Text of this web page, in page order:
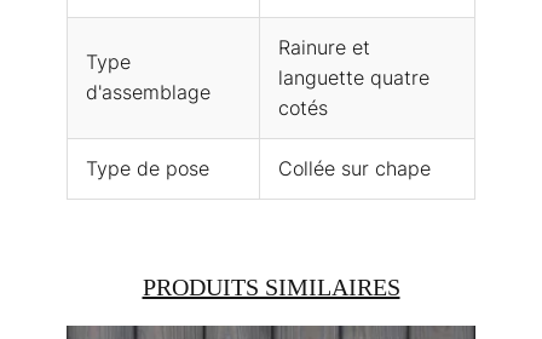
Type
d'assemblage
Rainure et
languette quatre
cotés
Type de pose Collée sur chape
PRODUITS SIMILAIRES